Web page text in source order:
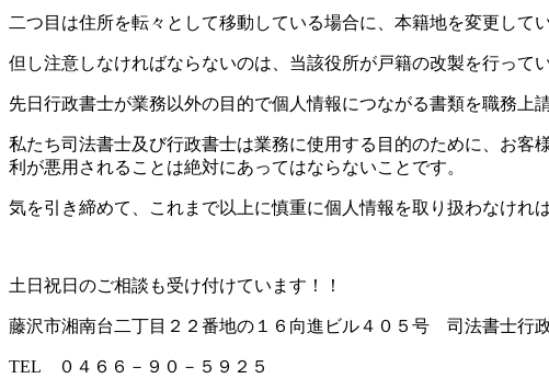
二つ目は住所を転々として移動している場合に、本籍地を変更して
但し注意しなければならないのは、当該役所が戸籍の改製を行って
先日行政書士が業務以外の目的で個人情報につながる書類を職務上
私たち司法書士及び行政書士は業務に使用する目的のために、お
利が悪用されることは絶対にあってはならないことです。
気を引き締めて、これまで以上に慎重に個人情報を取り扱わなけれ
土日祝日のご相談も受け付けています！！
藤沢市湘南台二丁目２２番地の１６向進ビル４０５号 司法書士行
TEL ０４６６－９０－５９２５